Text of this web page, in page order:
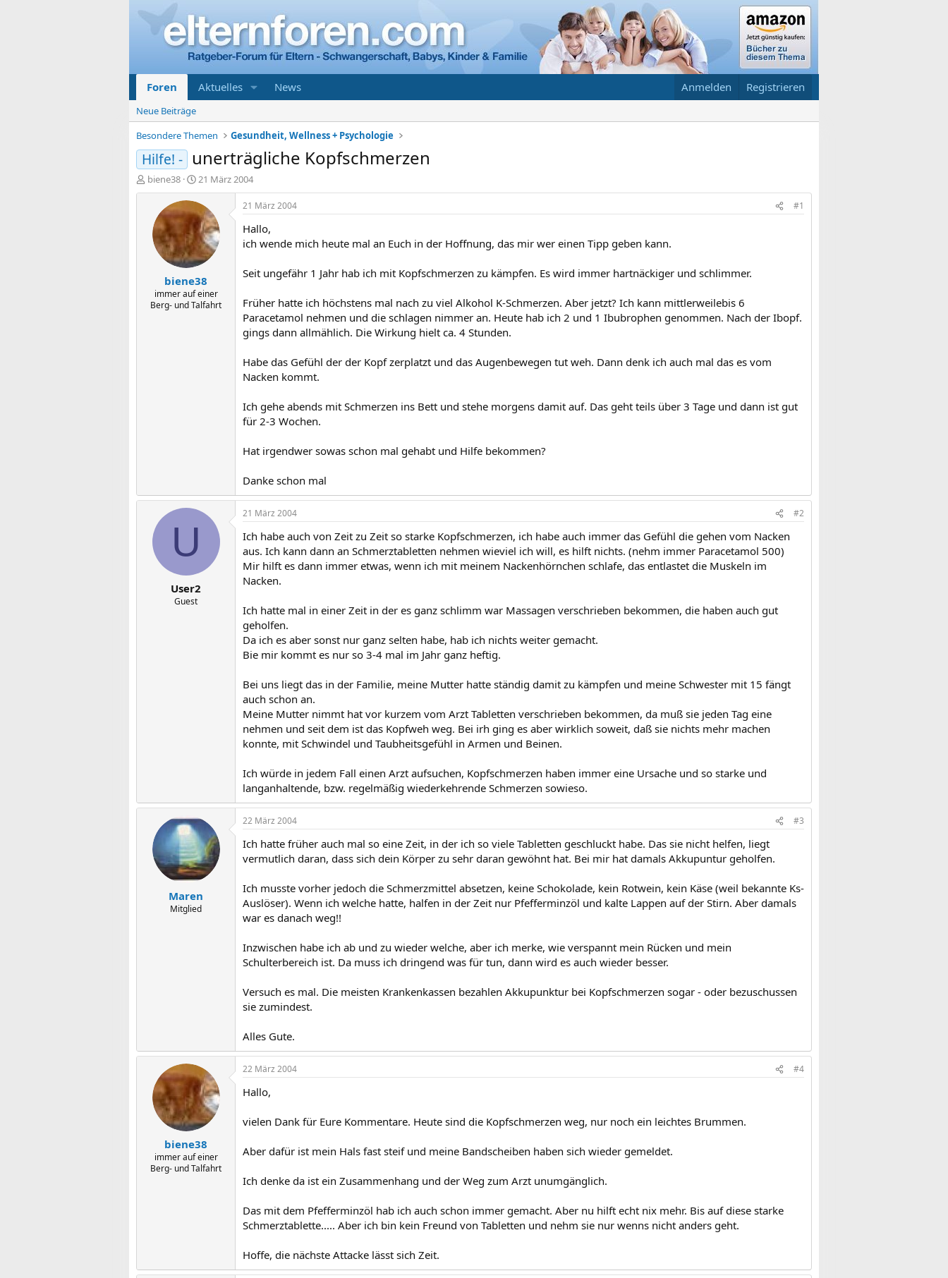
Foren Aktuelles News Anmelden Registrieren
Neue Beiträge
Besondere Themen
Gesundheit, Wellness + Psychologie
Hilfe! - unerträgliche Kopfschmerzen
E
r
biene38
E
r
s
t
e
l
t
a
m
21 März 2004
biene38
immer auf einer
Berg- und Talfahrt
21 März 2004 #1
Hallo,
ich wende mich heute mal an Euch in der Hoffnung, das mir wer einen Tipp geben kann.
Seit ungefähr 1 Jahr hab ich mit Kopfschmerzen zu kämpfen. Es wird immer hartnäckiger und schlimmer.
Früher hatte ich höchstens mal nach zu viel Alkohol K-Schmerzen. Aber jetzt? Ich kann mittlerweilebis 6
Paracetamol nehmen und die schlagen nimmer an. Heute hab ich 2 und 1 Ibubrophen genommen. Nach der Ibopf.
gings dann allmählich. Die Wirkung hielt ca. 4 Stunden.
Habe das Gefühl der der Kopf zerplatzt und das Augenbewegen tut weh. Dann denk ich auch mal das es vom
Nacken kommt.
Ich gehe abends mit Schmerzen ins Bett und stehe morgens damit auf. Das geht teils über 3 Tage und dann ist gut
für 2-3 Wochen.
Hat irgendwer sowas schon mal gehabt und Hilfe bekommen?
Danke schon mal
U
User2
Guest
21 März 2004 #2
Ich habe auch von Zeit zu Zeit so starke Kopfschmerzen, ich habe auch immer das Gefühl die gehen vom Nacken
aus. Ich kann dann an Schmerztabletten nehmen wieviel ich will, es hilft nichts. (nehm immer Paracetamol 500)
Mir hilft es dann immer etwas, wenn ich mit meinem Nackenhörnchen schlafe, das entlastet die Muskeln im
Nacken.
Ich hatte mal in einer Zeit in der es ganz schlimm war Massagen verschrieben bekommen, die haben auch gut
geholfen.
Da ich es aber sonst nur ganz selten habe, hab ich nichts weiter gemacht.
Bie mir kommt es nur so 3-4 mal im Jahr ganz heftig.
Bei uns liegt das in der Familie, meine Mutter hatte ständig damit zu kämpfen und meine Schwester mit 15 fängt
auch schon an.
Meine Mutter nimmt hat vor kurzem vom Arzt Tabletten verschrieben bekommen, da muß sie jeden Tag eine
nehmen und seit dem ist das Kopfweh weg. Bei irh ging es aber wirklich soweit, daß sie nichts mehr machen
konnte, mit Schwindel und Taubheitsgefühl in Armen und Beinen.
Ich würde in jedem Fall einen Arzt aufsuchen, Kopfschmerzen haben immer eine Ursache und so starke und
langanhaltende, bzw. regelmäßig wiederkehrende Schmerzen sowieso.
Maren
Mitglied
22 März 2004 #3
Ich hatte früher auch mal so eine Zeit, in der ich so viele Tabletten geschluckt habe. Das sie nicht helfen, liegt
vermutlich daran, dass sich dein Körper zu sehr daran gewöhnt hat. Bei mir hat damals Akkupuntur geholfen.
Ich musste vorher jedoch die Schmerzmittel absetzen, keine Schokolade, kein Rotwein, kein Käse (weil bekannte Ks-
Auslöser). Wenn ich welche hatte, halfen in der Zeit nur Pfefferminzöl und kalte Lappen auf der Stirn. Aber damals
war es danach weg!!
Inzwischen habe ich ab und zu wieder welche, aber ich merke, wie verspannt mein Rücken und mein
Schulterbereich ist. Da muss ich dringend was für tun, dann wird es auch wieder besser.
Versuch es mal. Die meisten Krankenkassen bezahlen Akkupunktur bei Kopfschmerzen sogar - oder bezuschussen
sie zumindest.
Alles Gute.
biene38
immer auf einer
Berg- und Talfahrt
22 März 2004 #4
Hallo,
vielen Dank für Eure Kommentare. Heute sind die Kopfschmerzen weg, nur noch ein leichtes Brummen.
Aber dafür ist mein Hals fast steif und meine Bandscheiben haben sich wieder gemeldet.
Ich denke da ist ein Zusammenhang und der Weg zum Arzt unumgänglich.
Das mit dem Pfefferminzöl hab ich auch schon immer gemacht. Aber nu hilft echt nix mehr. Bis auf diese starke
Schmerztablette..... Aber ich bin kein Freund von Tabletten und nehm sie nur wenns nicht anders geht.
Hoffe, die nächste Attacke lässt sich Zeit.